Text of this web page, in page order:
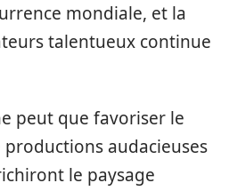
mondiale, et la
talentueux continue
peut que favoriser le
audacieuses
le paysage